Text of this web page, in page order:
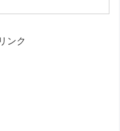
ソーのペットボトルキャッ
ば、キ...
ンク